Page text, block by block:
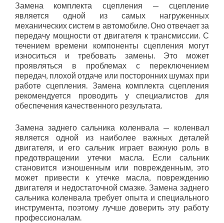
Замена комплекта сцепления — сцепление
является одной из самых нагруженных
механических систем в автомобиле. Оно отвечает за
передачу мощности от двигателя к трансмиссии. С
течением времени компоненты сцепления могут
износиться и требовать замены. Это может
проявляться в проблемах с переключением
передач, плохой отдаче или посторонних шумах при
работе сцепления. Замена комплекта сцепления
рекомендуется проводить у специалистов для
обеспечения качественного результата.
Замена заднего сальника коленвала — коленвал
является одной из наиболее важных деталей
двигателя, и его сальник играет важную роль в
предотвращении утечки масла. Если сальник
становится изношенным или поврежденным, это
может привести к утечке масла, повреждению
двигателя и недостаточной смазке. Замена заднего
сальника коленвала требует опыта и специального
инструмента, поэтому лучше доверить эту работу
профессионалам.